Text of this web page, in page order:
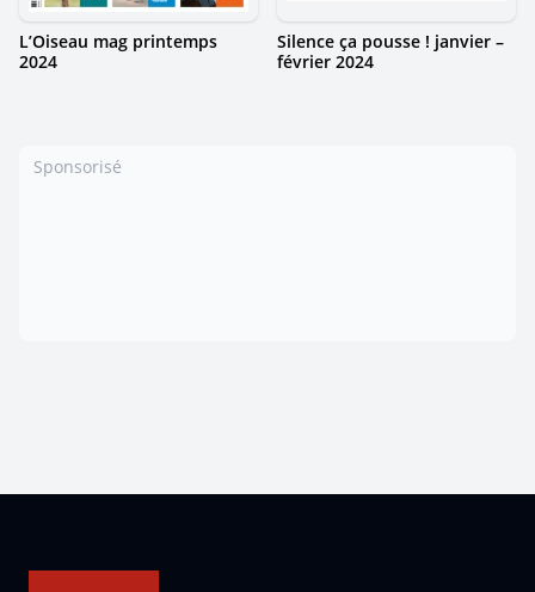
L’Oiseau mag printemps
2024
Silence ça pousse ! janvier –
février 2024
Sponsorisé